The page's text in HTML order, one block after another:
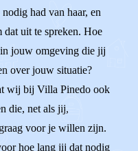
had van haar, en
uit te spreken. Hoe
jouw omgeving die jij
over jouw situatie?
wij bij Villa Pinedo ook
die, net als jij,
voor je willen zijn.
hoe lang jij dat nodig